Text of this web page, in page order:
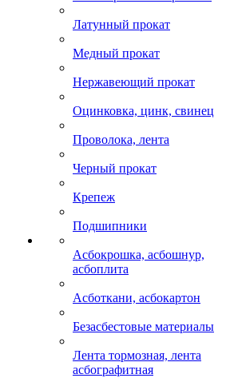
Латунный прокат
Медный прокат
Нержавеющий прокат
Оцинковка, цинк, свинец
Проволока, лента
Черный прокат
Крепеж
Подшипники
Асбокрошка, асбошнур,
асбоплита
Асботкани, асбокартон
Безасбестовые материалы
Лента тормозная, лента
асбографитная